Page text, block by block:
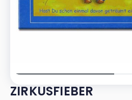
ZIRKUSFIEBER